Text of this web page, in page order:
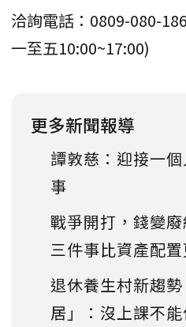
洽詢電話：0809-080-
一至五10:00~17:00)
更多新聞報導
譚敦慈：迎接一
事
戰爭開打，錢變
三件事比資產配置
退休養生村新趨
居」：沒上課不